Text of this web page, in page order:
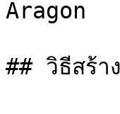
Aragon
## วิธีสร้า